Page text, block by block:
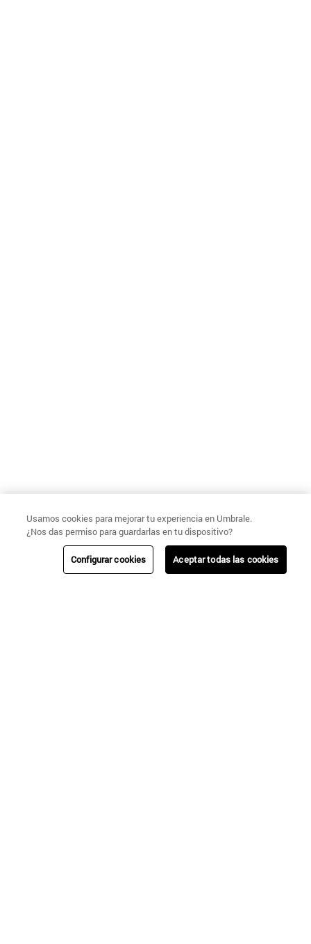
Usamos cookies para mejorar tu experiencia en Umbrale.
¿Nos das permiso para guardarlas en tu dispositivo?
Configurar cookies Aceptar todas las cookies